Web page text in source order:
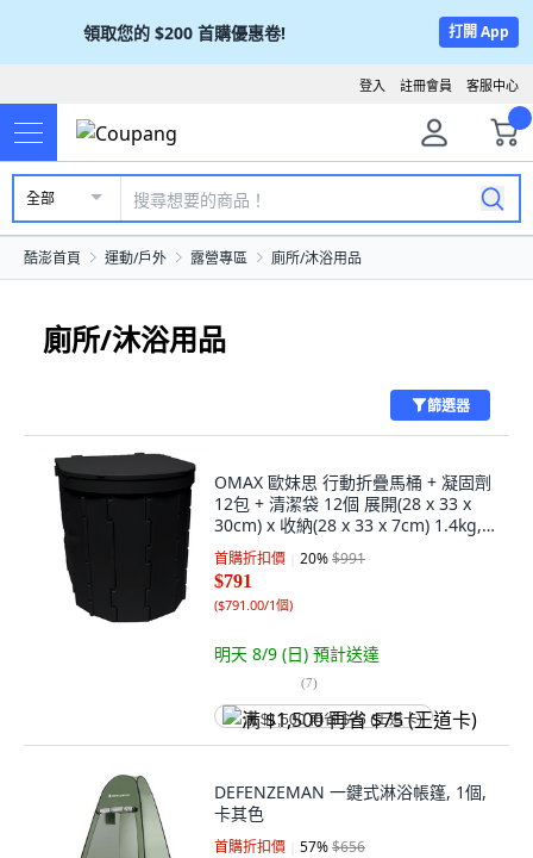
領取您的 $200 首購優惠卷! 打開 App
客服中心
註冊會員
登入
全部
酷澎首頁 運動/戶外 露營專區 廁所/沐浴用品
廁所/沐浴用品
篩選器
OMAX 歐妹思 行動折疊馬桶 + 凝固劑
12包 + 清潔袋 12個 展開(28 x 33 x
30cm) x 收納(28 x 33 x 7cm) 1.4kg, 1
組, 黑色
首購折扣價 20%$991
$791
($791.00/1個)
明天 8/9 (日) 預計送達
(7)
满 $1,500 再省 $75 (王道卡)
DEFENZEMAN 一鍵式淋浴帳篷, 1個,
卡其色
首購折扣價 57%$656